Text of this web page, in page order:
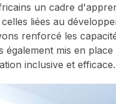
un cadre
liées au
renforcé les
mis en
inclusive et efficace.